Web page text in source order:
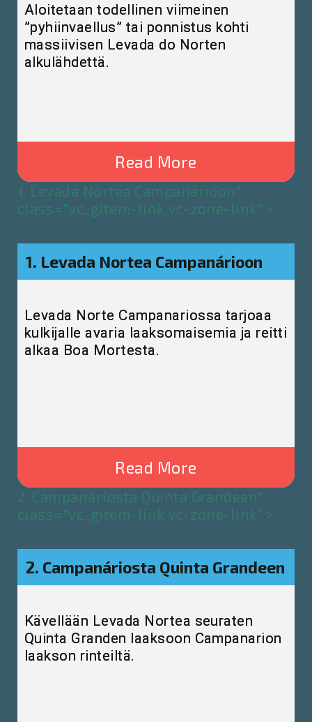
Aloitetaan todellinen viimeinen
”pyhiinvaellus” tai ponnistus kohti
massiivisen Levada do Norten
alkulähdettä.
Read More
1. Levada Nortea Campanárioon"
class="vc_gitem-link vc-zone-link" >
1. Levada Nortea Campanárioon
Levada Norte Campanariossa tarjoaa
kulkijalle avaria laaksomaisemia ja reitti
alkaa Boa Mortesta.
Read More
2. Campanáriosta Quinta Grandeen"
class="vc_gitem-link vc-zone-link" >
2. Campanáriosta Quinta Grandeen
Kävellään Levada Nortea seuraten
Quinta Granden laaksoon Campanarion
laakson rinteiltä.